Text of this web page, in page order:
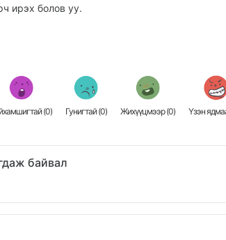
ирэх болов уу.
(0) Гунигтай (0) Жихүүцмээр (0) Үзэн
байвал